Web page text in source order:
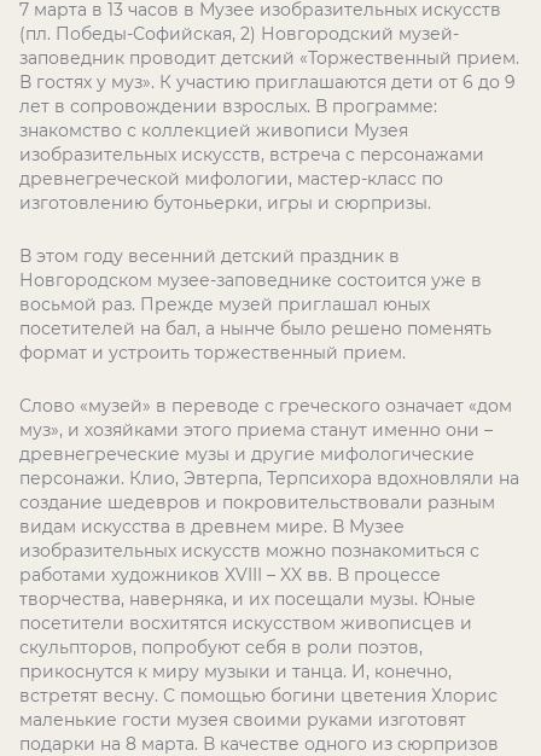
7 марта в 13 часов в Музее изобразительных искусств
(пл. Победы-Софийская, 2) Новгородский музей-
заповедник проводит детский «Торжественный прием.
В гостях у муз». К участию приглашаются дети от 6 до 9
лет в сопровождении взрослых. В программе:
знакомство с коллекцией живописи Музея
изобразительных искусств, встреча с персонажами
древнегреческой мифологии, мастер-класс по
изготовлению бутоньерки, игры и сюрпризы.
В этом году весенний детский праздник в
Новгородском музее-заповеднике состоится уже в
восьмой раз. Прежде музей приглашал юных
посетителей на бал, а нынче было решено поменять
формат и устроить торжественный прием.
Слово «музей» в переводе с греческого означает «дом
муз», и хозяйками этого приема станут именно они –
древнегреческие музы и другие мифологические
персонажи. Клио, Эвтерпа, Терпсихора вдохновляли на
создание шедевров и покровительствовали разным
видам искусства в древнем мире. В Музее
изобразительных искусств можно познакомиться с
работами художников XVIII – XX вв. В процессе
творчества, наверняка, и их посещали музы. Юные
посетители восхитятся искусством живописцев и
скульпторов, попробуют себя в роли поэтов,
прикоснутся к миру музыки и танца. И, конечно,
встретят весну. С помощью богини цветения Хлорис
маленькие гости музея своими руками изготовят
подарки на 8 марта. В качестве одного из сюрпризов